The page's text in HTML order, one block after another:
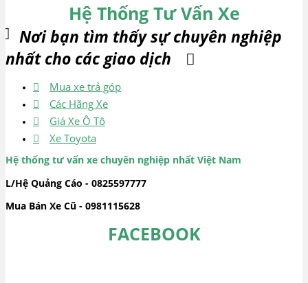
Hệ Thống Tư Vấn Xe
Nơi bạn tìm thấy sự chuyên nghiệp
nhất cho các giao dịch
Mua xe trả góp
Các Hãng Xe
Giá Xe Ô Tô
Xe Toyota
Hệ thống tư vấn xe chuyên nghiệp nhất Việt Nam
L/Hệ Quảng Cáo - 0825597777
Mua Bán Xe Cũ - 0981115628
FACEBOOK